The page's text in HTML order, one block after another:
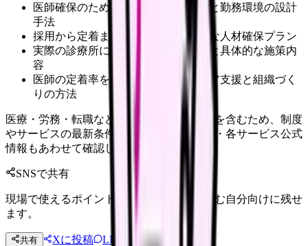
医師確保のための魅力的な給与体系と勤務環境の設計
手法
採用から定着までを見据えた包括的な人材確保プラン
実際の診療所における採用成功事例と具体的な施策内
容
医師の定着率を高めるためのキャリア支援と組織づく
りの方法
医療・労務・転職など判断に影響する内容を含むため、制度
やサービスの最新条件は公的機関・勤務先・各サービス公式
情報もあわせて確認してください。
SNSで共有
現場で使えるポイントを、同僚やあとで読む自分向けに残せ
ます。
共有 Xに投稿 LINE
投稿文コピー